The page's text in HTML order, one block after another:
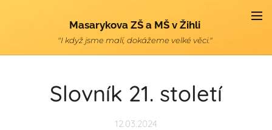
Masarykova ZŠ a MŠ v Žihli
"I když jsme malí, dokážeme velké věci."
Slovník 21. století
12.03.2024